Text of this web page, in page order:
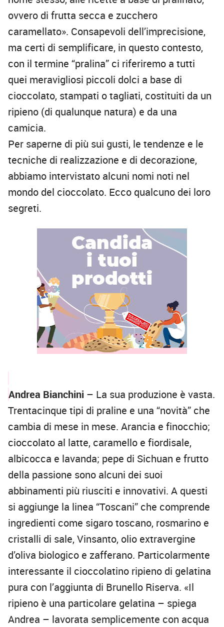
ovvero di frutta secca e zucchero
caramellato». Consapevoli dell’imprecisione,
ma certi di semplificare, in questo contesto,
con il termine “pralina” ci riferiremo a tutti
quei meravigliosi piccoli dolci a base di
cioccolato, stampati o tagliati, costituiti da un
ripieno (di qualunque natura) e da una
camicia.
Per saperne di più sui gusti, le tendenze e le
tecniche di realizzazione e di decorazione,
abbiamo intervistato alcuni nomi noti nel
mondo del cioccolato. Ecco qualcuno dei loro
segreti.
Andrea Bianchini – La sua produzione è vasta.
Trentacinque tipi di praline e una “novità” che
cambia di mese in mese. Arancia e finocchio;
cioccolato al latte, caramello e fiordisale,
albicocca e lavanda; pepe di Sichuan e frutto
della passione sono alcuni dei suoi
abbinamenti più riusciti e innovativi. A questi
si aggiunge la linea “Toscani” che comprende
ingredienti come sigaro toscano, rosmarino e
cristalli di sale, Vinsanto, olio extravergine
d’oliva biologico e zafferano. Particolarmente
interessante il cioccolatino ripieno di gelatina
pura con l’aggiunta di Brunello Riserva. «Il
ripieno è una particolare gelatina – spiega
Andrea – lavorata semplicemente con acqua